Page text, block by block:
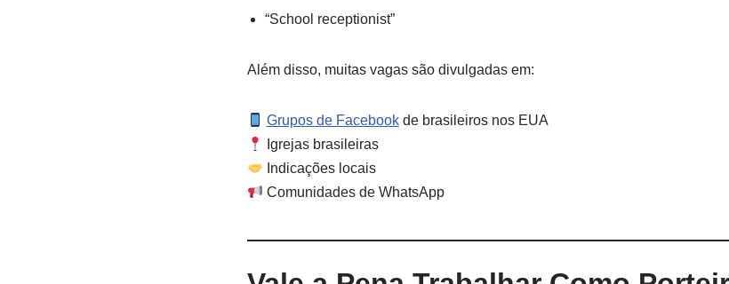
“School receptionist”
Além disso, muitas vagas são divulgadas em:
Grupos de Facebookde brasileiros nos EUA
Igrejas brasileiras
Indicações locais
Comunidades de WhatsApp